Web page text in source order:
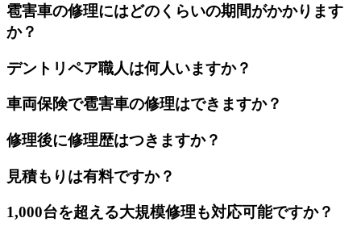
雹害車の修理にはどのくらいの期間がかかります
か？
デントリペア職人は何人いますか？
車両保険で雹害車の修理はできますか？
修理後に修理歴はつきますか？
見積もりは有料ですか？
1,000台を超える大規模修理も対応可能ですか？